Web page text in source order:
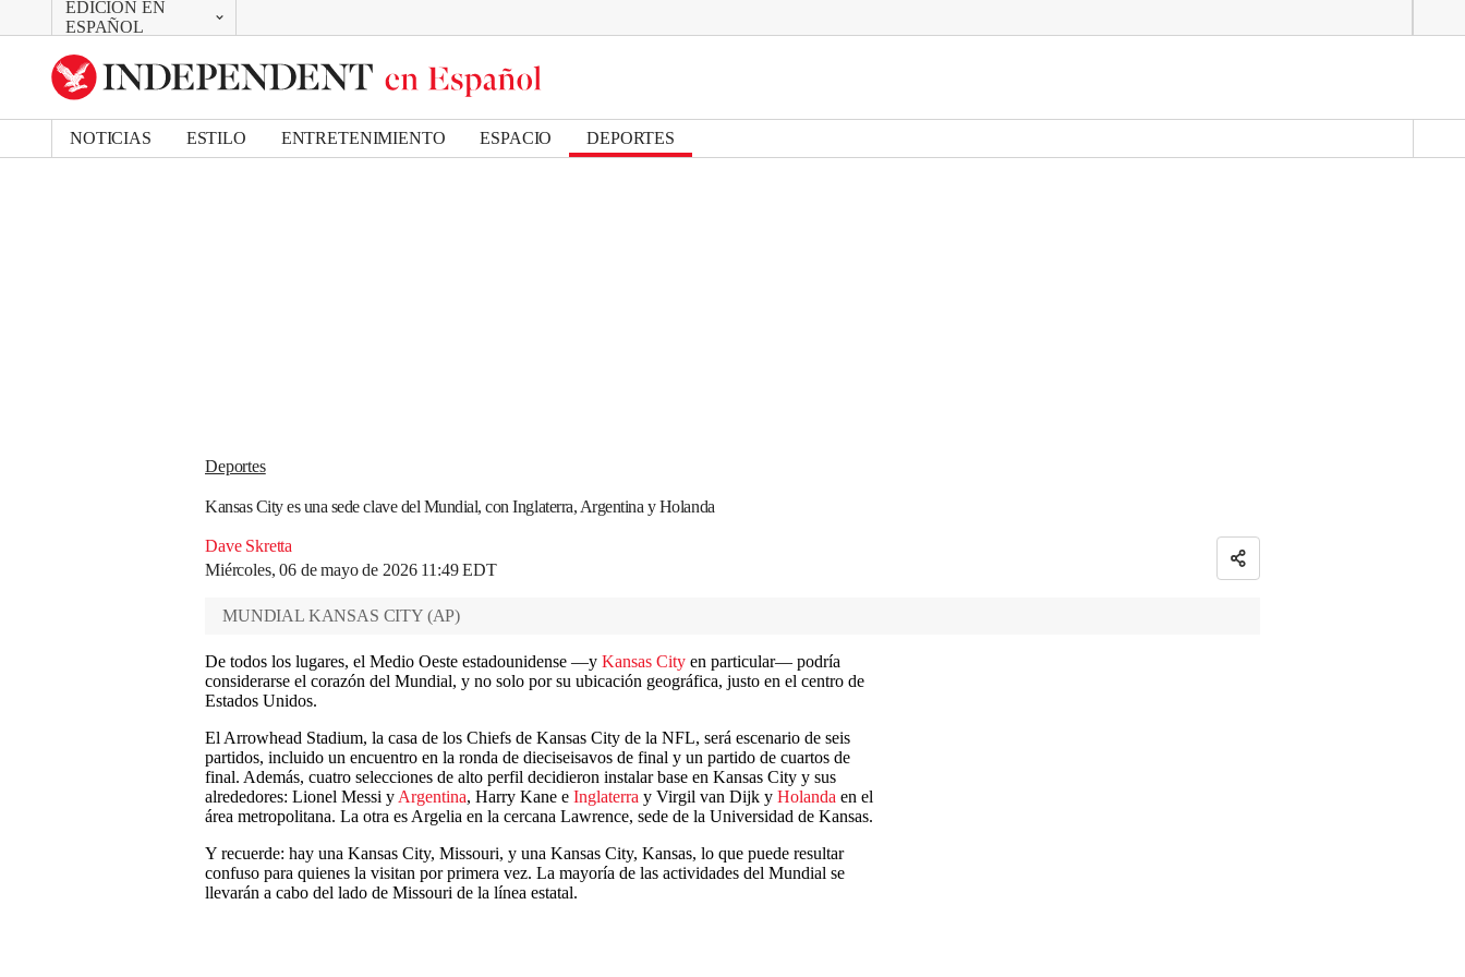
EDICIÓN EN
ESPAÑOL
CAMBIAR
UK Edition
US Edition
NOTICIAS ESTILO ENTRETENIMIENTO ESPACIO DEPORTES
Deportes
Kansas City es una sede clave del Mundial, con Inglaterra, Argentina y Holanda
Dave Skretta
Miércoles, 06 de mayo de 2026 11:49 EDT
Bookmark popover
Removed from bookmarks
Close popover
MUNDIAL KANSAS CITY (AP)
De todos los lugares, el Medio Oeste estadounidense —y Kansas City en particular— podría
considerarse el corazón del Mundial, y no solo por su ubicación geográfica, justo en el centro de
Estados Unidos.
El Arrowhead Stadium, la casa de los Chiefs de Kansas City de la NFL, será escenario de seis
partidos, incluido un encuentro en la ronda de dieciseisavos de final y un partido de cuartos de
final. Además, cuatro selecciones de alto perfil decidieron instalar base en Kansas City y sus
alrededores: Lionel Messi y Argentina, Harry Kane e Inglaterra y Virgil van Dijk y Holanda en el
área metropolitana. La otra es Argelia en la cercana Lawrence, sede de la Universidad de Kansas.
Y recuerde: hay una Kansas City, Missouri, y una Kansas City, Kansas, lo que puede resultar
confuso para quienes la visitan por primera vez. La mayoría de las actividades del Mundial se
llevarán a cabo del lado de Missouri de la línea estatal.